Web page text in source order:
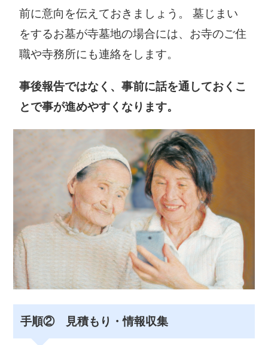
前に意向を伝えておきましょう。 墓じまい
をするお墓が寺墓地の場合には、お寺のご住
職や寺務所にも連絡をします。
事後報告ではなく、事前に話を通しておくこ
とで事が進めやすくなります。
手順② 見積もり・情報収集